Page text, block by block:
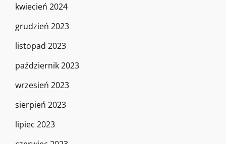
kwiecień 2024
grudzień 2023
listopad 2023
październik 2023
wrzesień 2023
sierpień 2023
lipiec 2023